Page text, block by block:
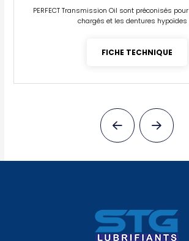
PERFECT Transmission Oil sont préconisés
chargés et les dentures hypoïdes
FICHE TECHNIQUE